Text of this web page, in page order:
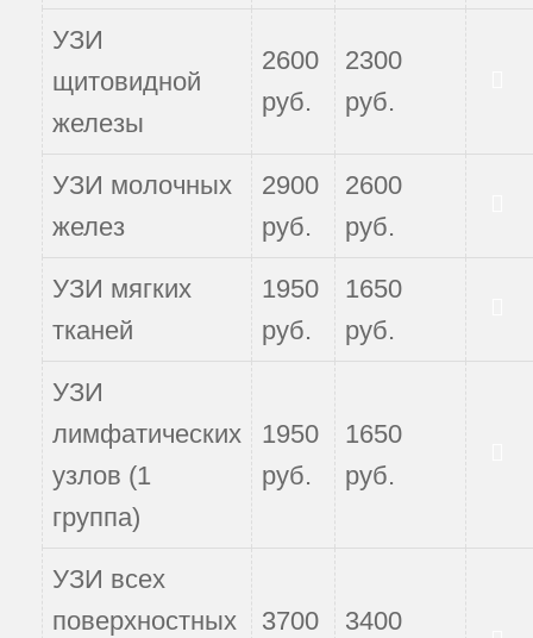
УЗИ
щитовидной
железы
2600
руб.
2300
руб.
УЗИ молочных
желез
2900
руб.
2600
руб.
УЗИ мягких
тканей
1950
руб.
1650
руб.
УЗИ
лимфатических
узлов (1
группа)
1950
руб.
1650
руб.
УЗИ всех
поверхностных
3700
3400